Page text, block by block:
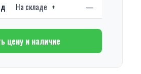
На складе + —
цену и наличие